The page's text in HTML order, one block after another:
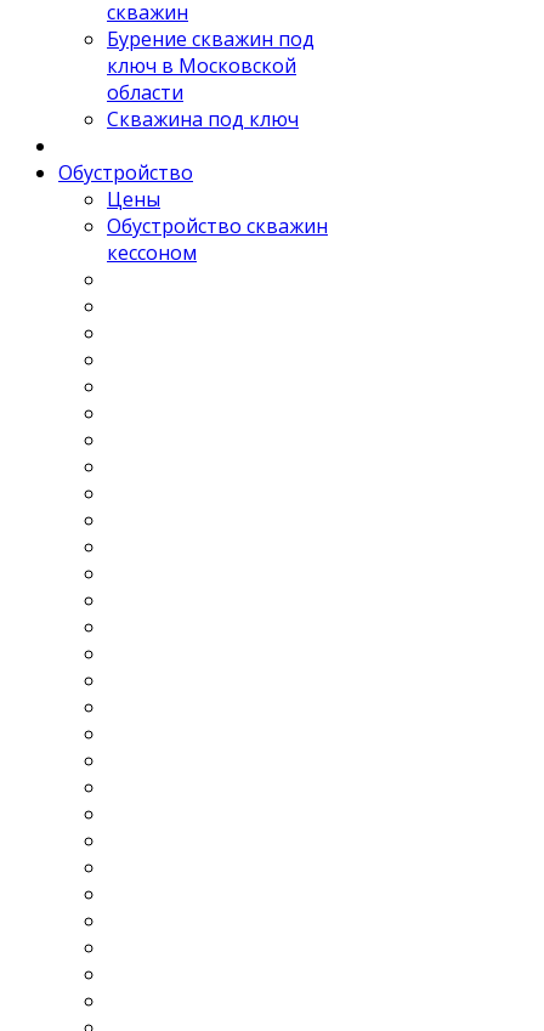
скважин
Бурение скважин под
ключ в Московской
области
Скважина под ключ
Обустройство
Цены
Обустройство скважин
кессоном